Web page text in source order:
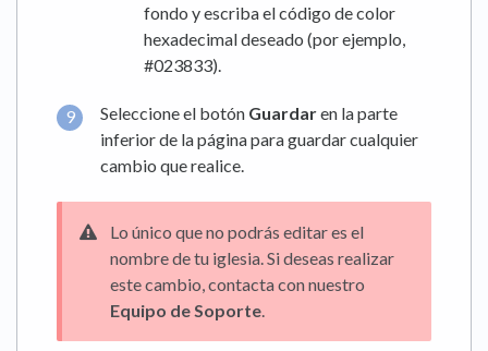
fondo y escriba el código de color
hexadecimal deseado (por ejemplo,
#023833).
Seleccione el botón Guardaren la parte
inferior de la página para guardar cualquier
cambio que realice.
Lo único que no podrás editar es el
nombre de tu iglesia. Si deseas realizar
este cambio, contacta con nuestro
Equipo de Soporte.